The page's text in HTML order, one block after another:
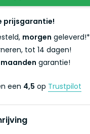
prijsgarantie!
morgen geleverd!*
tot 14 dagen!
maanden garantie!
een 4,5 op Trustpilot